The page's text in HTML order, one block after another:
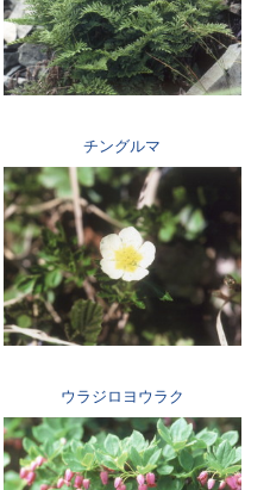
チングルマ
ウラジロヨウラク